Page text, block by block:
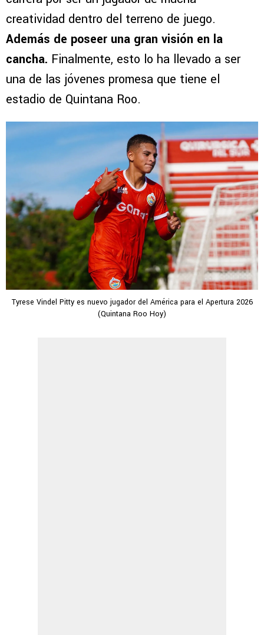
creatividad dentro del terreno de juego.
Además de poseer una gran visión en la
cancha. Finalmente, esto lo ha llevado a ser
una de las jóvenes promesa que tiene el
estadio de Quintana Roo.
Tyrese Vindel Pitty es nuevo jugador del América para el Apertura 2026
(Quintana Roo Hoy)